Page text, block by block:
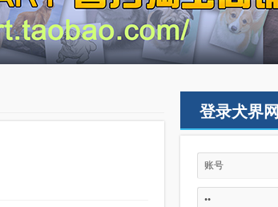
登录犬界网